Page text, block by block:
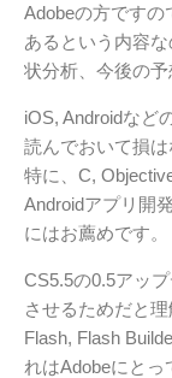
Adobeの方です
あるという内容
状分析、今後の予
iOS, Androidなど
読んでおいて損は
特に、C,
Androidアプリ開
にはお薦めです。
CS5.5の0.5アッ
させるためだと理
Flash, Flash
れはAdobeにとっ